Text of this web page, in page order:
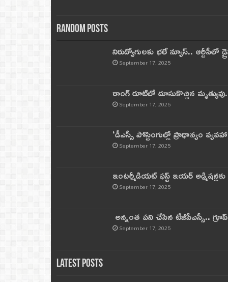
Random Posts
నిరుద్యోగులకు భలే న్యూస్.. ఆర్టీసీలో
September 17, 2025
రాంగ్ రూట్‌లో దూసుకొచ్చిన
September 17, 2025
‘డీఎస్సీ పోస్టింగుల్లో ప్రాధాన్యం
September 17, 2025
ఇంటర్మీడియట్ ఫస్ట్‌ ఇయర్‌
September 17, 2025
అన్నంత పని చేసిన టీజీపీఎస్సీ..
September 17, 2025
Latest Posts